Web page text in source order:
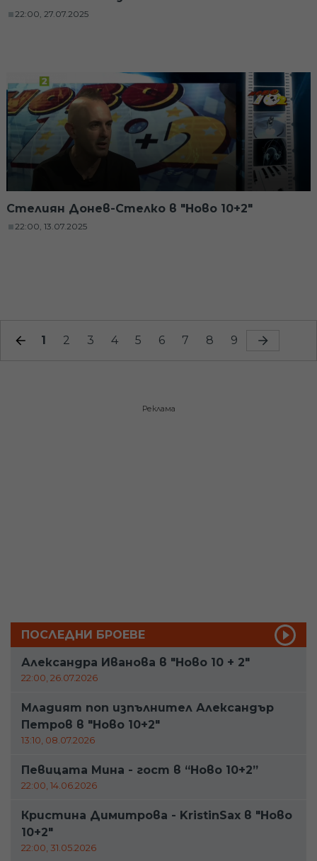
22:00, 27.07.2025
Стелиян Донев-Стелко в "Ново 10+2"
22:00, 13.07.2025
1 2 3 4 5 6 7 8 9
Реклама
ПОСЛЕДНИ БРОЕВЕ
Александра Иванова в "Ново 10 + 2"
22:00, 26.07.2026
Младият поп изпълнител Александър
Петров в "Ново 10+2"
13:10, 08.07.2026
Певицата Мина - гост в “Ново 10+2”
22:00, 14.06.2026
Кристина Димитрова - KristinSax в "Ново
10+2"
22:00, 31.05.2026